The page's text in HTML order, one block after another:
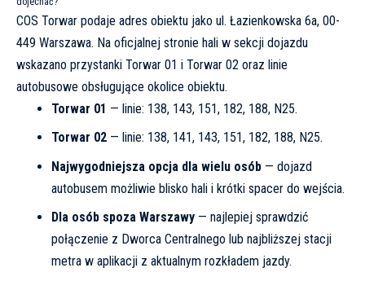
COS Torwar podaje adres obiektu jako ul. Łazienkowska 6a, 00-
449 Warszawa. Na oficjalnej stronie hali w sekcji dojazdu
wskazano przystanki Torwar 01 i Torwar 02 oraz linie
autobusowe obsługujące okolice obiektu.
Torwar 01 — linie: 138, 143, 151, 182, 188, N25.
Torwar 02— linie: 138, 141, 143, 151, 182, 188, N25.
Najwygodniejsza opcja dla wielu osób— dojazd
autobusem możliwie blisko hali i krótki spacer do wejścia.
Dla osób spoza Warszawy— najlepiej sprawdzić
połączenie z Dworca Centralnego lub najbliższej stacji
metra w aplikacji z aktualnym rozkładem jazdy.